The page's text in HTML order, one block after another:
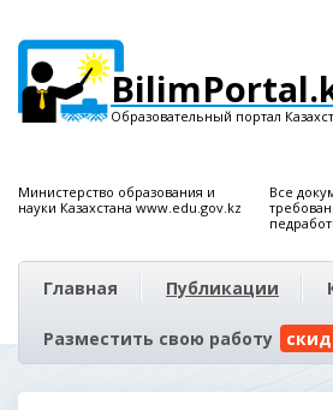
Образовательный портал
Министерство образования и
науки Казахстана www.edu.gov.kz
Все
Главная Публикации
Разместить свою работу